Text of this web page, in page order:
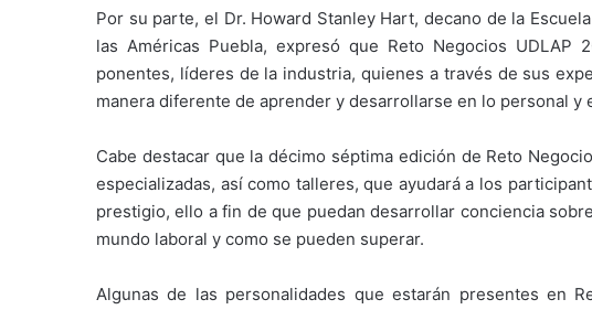
Por su parte, el Dr. Howard Stanley Hart, decano de la
las Américas Puebla, expresó que Reto Negocios UDLAP
ponentes, líderes de la industria, quienes a través de sus
manera diferente de aprender y desarrollarse en lo personal y
Cabe destacar que la décimo séptima edición de Reto
especializadas, así como talleres, que ayudará a los
prestigio, ello a fin de que puedan desarrollar conciencia
mundo laboral y como se pueden superar.
Algunas de las personalidades que estarán presentes en